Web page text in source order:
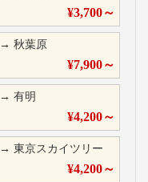
¥3,700～
→秋葉原
¥7,900～
→有明
¥4,200～
→東京スカイツリー
¥4,200～